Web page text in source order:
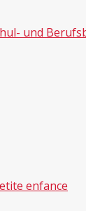
und
enfance